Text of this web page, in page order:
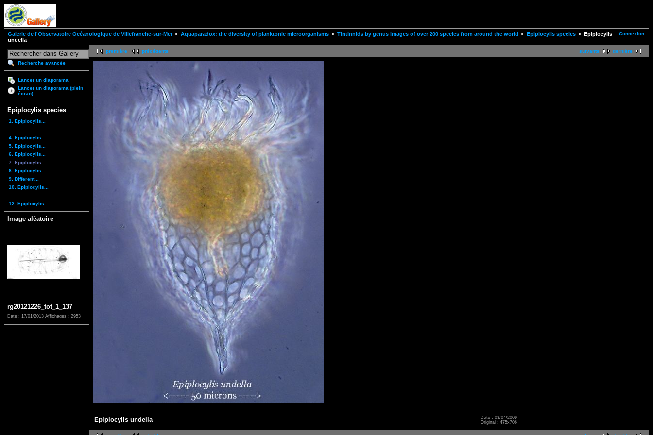
Connexion
Galerie de l'Observatoire Océanologique de Villefranche-sur-Mer Aquaparadox: the diversity of planktonic microorganisms Tintinnids by genus images of over 200 species from around the world Epiplocylis species
Epiplocylis
undella
Recherche avancée
Lancer un diaporama
Lancer un diaporama (plein
écran)
Epiplocylis species
1. Epiplocylis...
4. Epiplocylis...
5. Epiplocylis...
6. Epiplocylis...
7. Epiplocylis...
8. Epiplocylis...
9. Different...
10. Epiplocylis...
12. Epiplocylis...
Image aléatoire
rg20121226_tot_1_137
Date : 17/01/2013 Affichages : 2953
suivante dernière
première précédente
Epiplocylis undella
Date : 03/04/2009
Original : 475x706